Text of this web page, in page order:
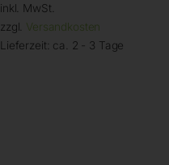
inkl. MwSt.
zzgl. Versandkosten
Lieferzeit: ca. 2 - 3 Tage